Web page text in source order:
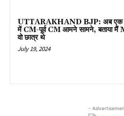
UTTARAKHAND BJP: अब एक
में CM-पूर्व CM आमने सामने, बताया मैं
वो छात्र थे
July 19, 2024
-